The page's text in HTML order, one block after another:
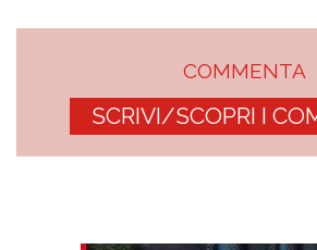
COMMENTA
SCRIVI/SCOPRI I